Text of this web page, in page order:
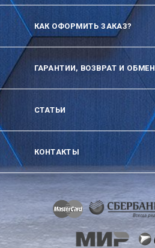
КАК ОФОРМИТЬ ЗАКАЗ?
ГАРАНТИИ, ВОЗВРАТ И ОБМЕН
СТАТЬИ
КОНТАКТЫ